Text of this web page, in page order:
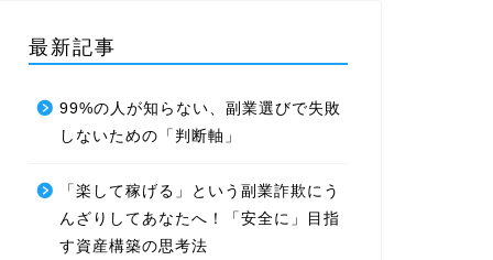
最新記事
99%の人が知らない、副業選びで失敗
しないための「判断軸」
「楽して稼げる」という副業詐欺にう
んざりしてあなたへ！「安全に」目指
す資産構築の思考法